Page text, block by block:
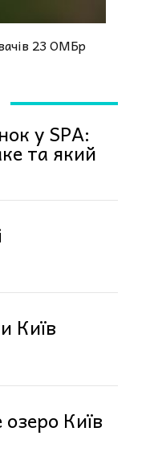
23 ОМБр
у SPA:
та який
Київ
Київ